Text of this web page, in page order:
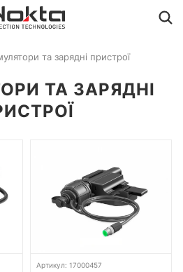
та зарядні пристрої
ТА ЗАРЯДНІ
Артикул: 17000457